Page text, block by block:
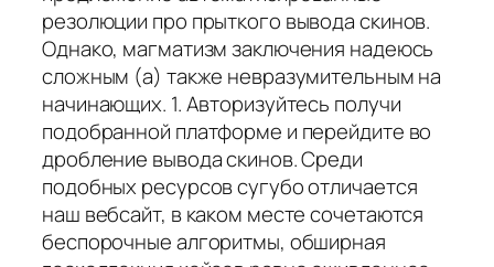
резолюции про прыткого вывода скинов.
Однако, магматизм заключения надеюсь
сложным (а) также невразумительным на
начинающих. 1. Авторизуйтесь получи
подобранной платформе и перейдите во
дробление вывода скинов. Среди
подобных ресурсов сугубо отличается
наш вебсайт, в каком месте сочетаются
беспорочные алгоритмы, обширная